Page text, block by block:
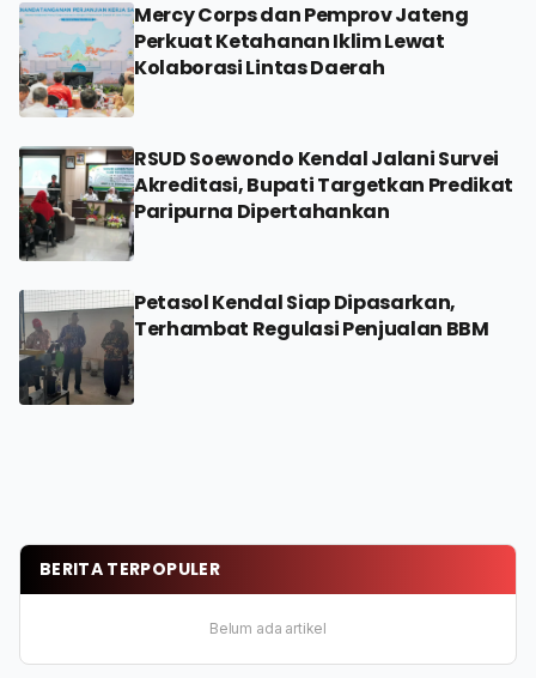
Mercy Corps dan Pemprov Jateng
Perkuat Ketahanan Iklim Lewat
Kolaborasi Lintas Daerah
RSUD Soewondo Kendal Jalani Survei
Akreditasi, Bupati Targetkan Predikat
Paripurna Dipertahankan
Petasol Kendal Siap Dipasarkan,
Terhambat Regulasi Penjualan BBM
BERITA TERPOPULER
Belum ada artikel